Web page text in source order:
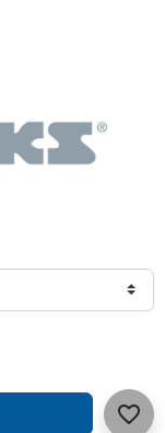
favorite_border